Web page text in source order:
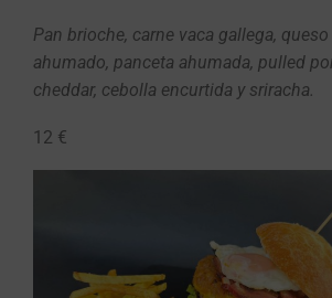
Pan brioche, carne vaca gallega,
ahumado, panceta ahumada, pulled
cheddar, cebolla encurtida y sriracha.
12 €